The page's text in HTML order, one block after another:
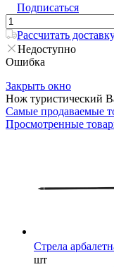
Подписаться
Рассчитать
Недоступно
Ошибка
Закрыть окно
Нож туристический
Самые продаваемые
Просмотренные
Стрела
шт